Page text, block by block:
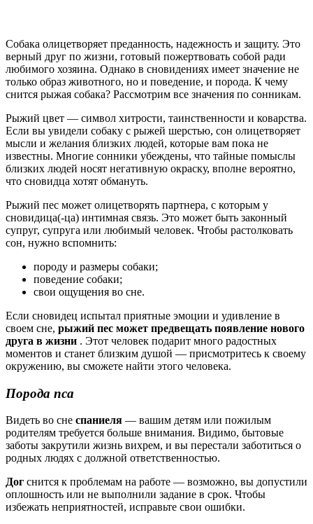
Собака олицетворяет преданность, надежность и защиту. Это
верный друг по жизни, готовый пожертвовать собой ради
любимого хозяина. Однако в сновидениях имеет значение не
только образ животного, но и поведение, и порода. К чему
снится рыжая собака? Рассмотрим все значения по сонникам.
Рыжий цвет — символ хитрости, таинственности и коварства.
Если вы увидели собаку с рыжей шерстью, сон олицетворяет
мысли и желания близких людей, которые вам пока не
известны. Многие сонники убеждены, что тайные помыслы
близких людей носят негативную окраску, вполне вероятно,
что сновидца хотят обмануть.
Рыжий пес может олицетворять партнера, с которым у
сновидица(-ца) интимная связь. Это может быть законный
супруг, супруга или любимый человек. Чтобы растолковать
сон, нужно вспомнить:
породу и размеры собаки;
поведение собаки;
свои ощущения во сне.
Если сновидец испытал приятные эмоции и удивление в
своем сне, рыжий пес может предвещать появление нового
друга в жизни . Этот человек подарит много радостных
моментов и станет близким душой — присмотритесь к своему
окружению, вы сможете найти этого человека.
Порода пса
Видеть во сне спаниеля — вашим детям или пожилым
родителям требуется больше внимания. Видимо, бытовые
заботы закрутили жизнь вихрем, и вы перестали заботиться о
родных людях с должной ответственностью.
Дог снится к проблемам на работе — возможно, вы допустили
оплошность или не выполнили задание в срок. Чтобы
избежать неприятностей, исправьте свои ошибки.